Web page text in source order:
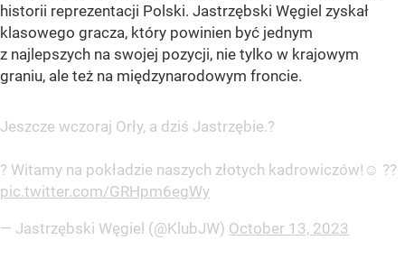
historii reprezentacji Polski. Jastrzębski Węgiel zyskał
klasowego gracza, który powinien być jednym
z najlepszych na swojej pozycji, nie tylko w krajowym
graniu, ale też na międzynarodowym froncie.
Jeszcze wczoraj Orły, a dziś Jastrzębie.?
? Witamy na pokładzie naszych złotych kadrowiczów!☺️ ??
pic.twitter.com/GRHpm6egWy
— Jastrzębski Węgiel (@KlubJW) October 13, 2023